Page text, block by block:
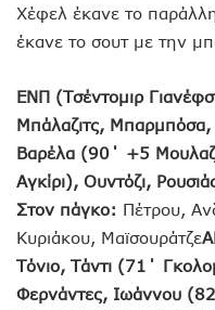
Χέφελ έκανε το
έκανε το σουτ με την
ΕΝΠ (Τσέντομιρ
Μπάλαζιτς, Μπαρμπόσα,
Βαρέλα (90΄ +5
Αγκίρι), Ουντόζι,
Στον πάγκο: Πέτρου,
Κυριάκου, Μαϊσουράτζε
Τόνιο, Τάντι (71΄
Φερνάντες, Ιωάννου